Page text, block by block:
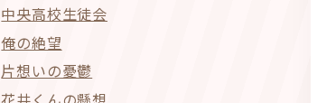
中央高校生徒会
俺の絶望
片想いの憂鬱